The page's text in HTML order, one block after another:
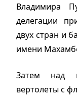
Владимира
делегации
двух стран и
имени
Затем над
вертолеты с